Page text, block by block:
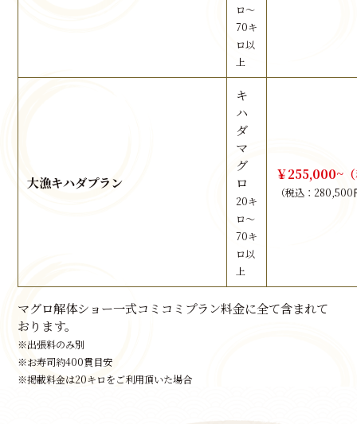
ロ～
70キ
ロ以
上
大漁キハダプラン
キ
ハ
ダ
マ
グ
ロ
20キ
ロ～
70キ
ロ以
上
￥255,000~
（税込：280,500
マグロ解体ショー一式コミコミプラン料金に全て含まれて
おります。
※出張料のみ別
※お寿司約400貫目安
※掲載料金は20キロをご利用頂いた場合